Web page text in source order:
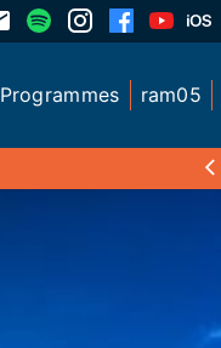
Programmes ram05